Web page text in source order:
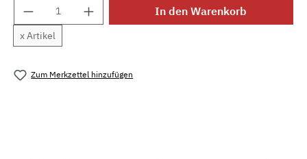
Produkt Anzahl: Gib den gewünschten
x Artikel
In den Warenkorb
Zum Merkzettel hinzufügen